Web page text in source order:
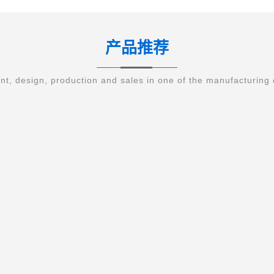
产品推荐
design, production and sales in one of the manufacturing